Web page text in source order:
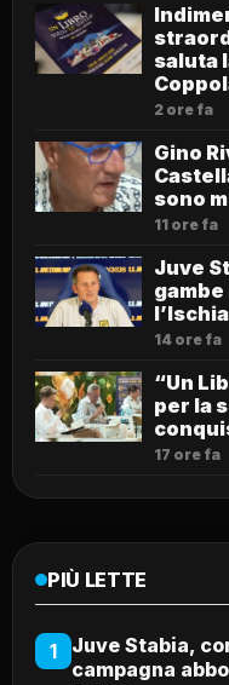
saluta
2 ore fa
Gino
sono
11 ore fa
Juve
14 ore fa
“Un
per la
17 ore fa
PIÙ LETTE
1
Juve Stabia,
campagna